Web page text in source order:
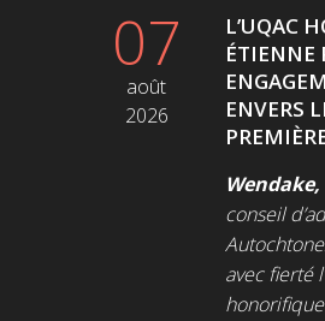
07
août
2026
L’UQAC
ÉTIENNE
ENVERS
conseil
avec fierté